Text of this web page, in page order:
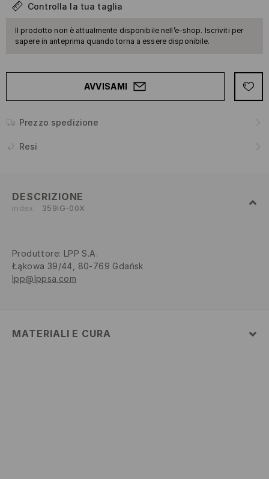
Controlla la tua taglia
Il prodotto non è attualmente disponibile nell’e-shop. Iscriviti per
sapere in anteprima quando torna a essere disponibile.
AVVISAMI
Prezzo spedizione
Resi
DESCRIZIONE
Index 359IG-00X
Produttore: LPP S.A.
Łąkowa 39/44, 80-769 Gdańsk
lpp@lppsa.com
MATERIALI E CURA